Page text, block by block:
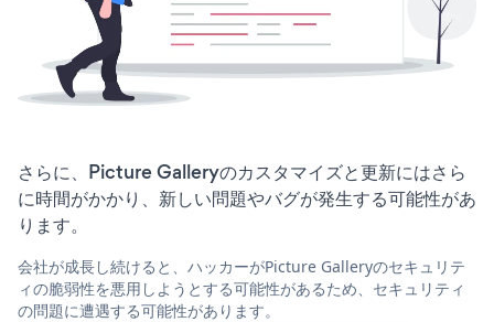
さらに、Picture Galleryのカスタマイズと更新にはさら
に時間がかかり、新しい問題やバグが発生する可能性があ
ります。
会社が成長し続けると、ハッカーがPicture Galleryのセキュリテ
ィの脆弱性を悪用しようとする可能性があるため、セキュリティ
の問題に遭遇する可能性があります。